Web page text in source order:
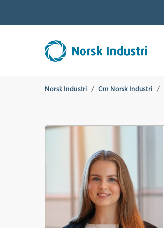
Norsk Industri Om Norsk Industri
r
e
r